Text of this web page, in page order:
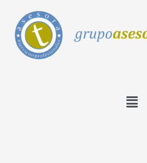
contenido
Menú